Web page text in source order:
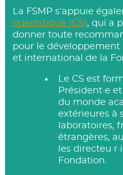
La FSMP s’appuie
scientifique (CS), qui a
donner toute
pour le développement
et international de la
Le CS est
Président·e
du monde
extérieures à
laboratoires,
étrangères,
les
Fondation.